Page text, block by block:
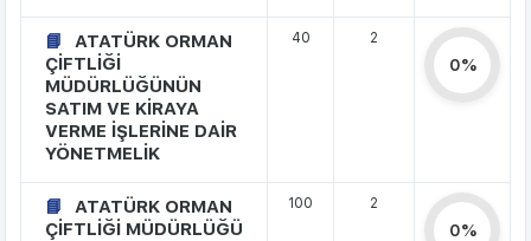
ATATÜRK ORMAN
ÇİFTLİĞİ
MÜDÜRLÜĞÜNÜN
SATIM VE KİRAYA
VERME İŞLERİNE DAİR
YÖNETMELİK
40 2
0%
ATATÜRK ORMAN
ÇİFTLİĞİ MÜDÜRLÜĞÜ
100 2
0%